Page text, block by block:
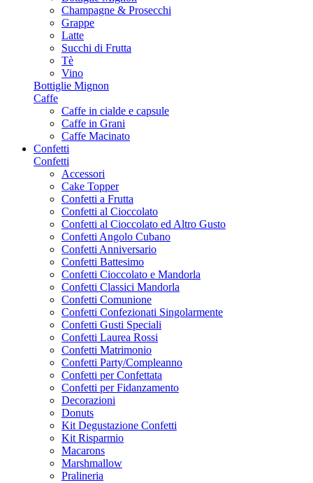
Champagne & Prosecchi
Grappe
Latte
Succhi di Frutta
Tè
Vino
Bottiglie Mignon
Caffe
Caffe in cialde e capsule
Caffe in Grani
Caffe Macinato
Confetti
Confetti
Accessori
Cake Topper
Confetti a Frutta
Confetti al Cioccolato
Confetti al Cioccolato ed Altro Gusto
Confetti Angolo Cubano
Confetti Anniversario
Confetti Battesimo
Confetti Cioccolato e Mandorla
Confetti Classici Mandorla
Confetti Comunione
Confetti Confezionati Singolarmente
Confetti Gusti Speciali
Confetti Laurea Rossi
Confetti Matrimonio
Confetti Party/Compleanno
Confetti per Confettata
Confetti per Fidanzamento
Decorazioni
Donuts
Kit Degustazione Confetti
Kit Risparmio
Macarons
Marshmallow
Pralineria